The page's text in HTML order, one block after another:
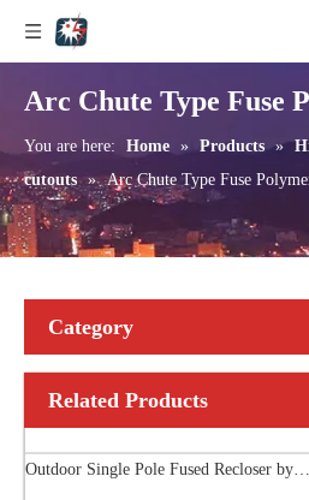
Arc Chute Type Fuse
You are here: Home » Products »
cutouts » Arc Chute Type Fuse
Category
Related Products
Outdoor Single Pole Fused Recloser by-Pass Switches 24kv